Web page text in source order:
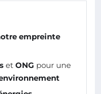
empreinte
et ONG pour une